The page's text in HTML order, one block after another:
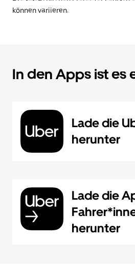
können variieren.
In den Apps ist es
Lade die
herunter
Lade die
herunter